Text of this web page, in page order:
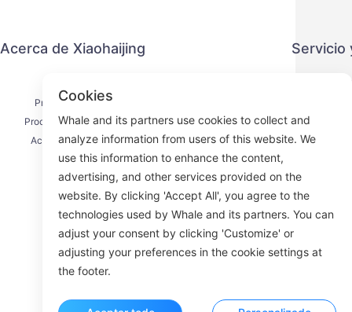
Acerca de Xiaohaijing
Proceso de envío
Proceso de reembolso
Acerca de nosotros
Servicio
ROOM
Cookies
Whale and its partners use cookies to collect and
analyze information from users of this website. We
use this information to enhance the content,
advertising, and other services provided on the
website. By clicking 'Accept All', you agree to the
technologies used by Whale and its partners. You can
adjust your consent by clicking 'Customize' or
adjusting your preferences in the cookie settings at
the footer.